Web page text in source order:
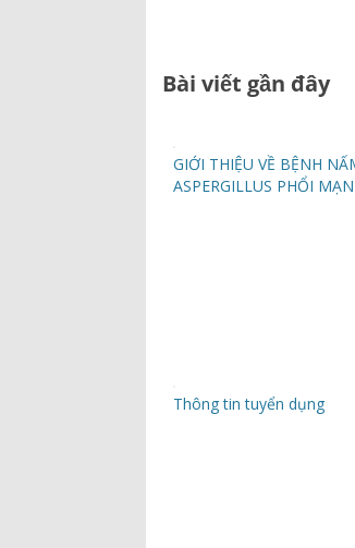
Bài viết gần đây
GIỚI THIỆU VỀ BỆNH
ASPERGILLUS PHỔI
Thông tin tuyển dụng